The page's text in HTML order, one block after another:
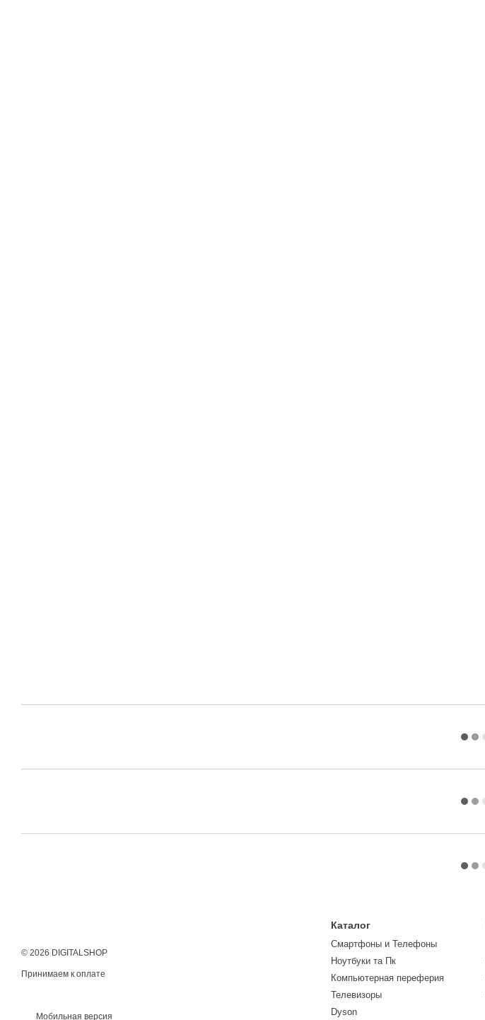
© 2026 DIGITALSHOP
Принимаем к оплате
Мобильная версия
Каталог
Смартфоны и Телефоны
Ноутбуки та Пк
Компьютерная переферия
Телевизоры
Dyson